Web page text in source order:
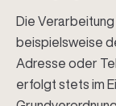
Die
beispielsweise
Adresse oder
erfolgt stets im